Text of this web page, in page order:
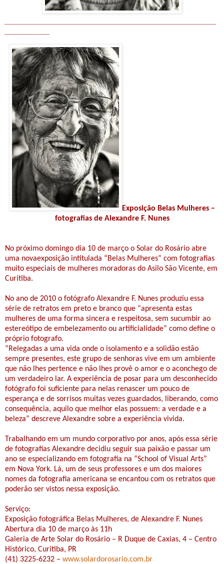
Exposição Belas Mulheres –
fotografias de Alexandre F. Nunes
No próximo domingo dia 10 de março o Solar do Rosário abre
uma novaexposição intitulada “Belas Mulheres” com fotografias
muito especiais de mulheres moradoras do Asilo São Vicente, em
Curitiba.
No ano de 2010 o fotógrafo Alexandre F. Nunes produziu essa
série de retratos em preto e branco que “apresenta estas
mulheres de uma forma sincera e respeitosa, sem sucumbir ao
estereótipo de embelezamento ou artificialidade” como define o
próprio fotografo.
“Relegadas a uma vida onde o isolamento e a solidão estão
sempre presentes, este grupo de senhoras vive em um ambiente
que não lhes pertence e não lhes provê o amor e o aconchego de
um verdadeiro lar. A experiência de posar para um desconhecido
fotógrafo foi suficiente para nelas renascer um pouco de
esperança e de sorrisos muitas vezes guardados, liberando, como
consequência, aquilo que melhor elas possuem: a verdade e a
beleza” descreve Alexandre sobre a experiência vivida.
Trabalhando em um mundo corporativo por anos, após essa série
de fotografias Alexandre decidiu seguir sua paixão e passar um
ano se especializando em fotografia na “School of Visual Arts”
em Nova York. Lá, um de seus professores e um dos maiores
nomes da fotografia americana se encantou com os retratos que
poderão ser vistos nessa exposição.
Serviço:
Exposição fotográfica Belas Mulheres, de Alexandre F. Nunes
Abertura dia 10 de março às 11h
Galeria de Arte Solar do Rosário – R Duque de Caxias, 4 – Centro
Histórico, Curitiba, PR
(41) 3225-6232 – www.solardorosario.com.br